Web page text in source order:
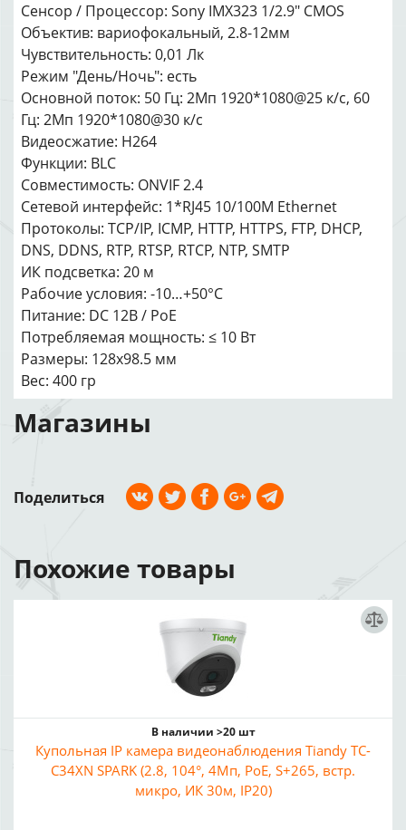
Сенсор / Процессор: Sony IMX323 1/2.9" CMOS
Объектив: вариофокальный, 2.8-12мм
Чувствительность: 0,01 Лк
Режим "День/Ночь": есть
Основной поток: 50 Гц: 2Мп 1920*1080@25 к/с, 60
Гц: 2Мп 1920*1080@30 к/с
Видеосжатие: H264
Функции: BLC
Совместимость: ONVIF 2.4
Сетевой интерфейс: 1*RJ45 10/100M Ethernet
Протоколы: TCP/IP, ICMP, HTTP, HTTPS, FTP, DHCP,
DNS, DDNS, RTP, RTSP, RTCP, NTP, SMTP
ИК подсветка: 20 м
Рабочие условия: -10…+50°С
Питание: DC 12В / PoE
Потребляемая мощность: ≤ 10 Вт
Размеры: 128x98.5 мм
Вес: 400 гр
Магазины
Поделиться
Похожие товары
В наличии >20 шт
Купольная IP камера видеонаблюдения Tiandy TC-
C34XN SPARK (2.8, 104°, 4Мп, PoE, S+265, встр.
микро, ИК 30м, IP20)